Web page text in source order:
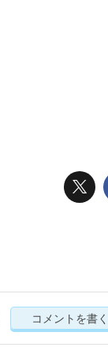
コメントを書く